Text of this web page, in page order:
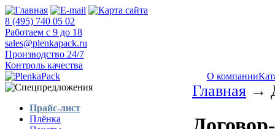
8 (495) 740 05 02
Работаем с 9 до 18
sales@plenkapack.ru
Производство 24/7
Контроль качества
О компании
Прайс-лист
Плёнка
Главная →